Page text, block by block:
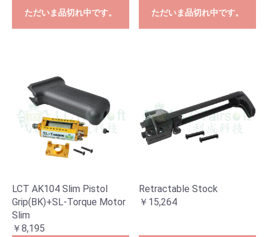
ただいま品切れ中です。 ただいま品切れ中です。
LCT AK104 Slim Pistol
Grip(BK)+SL-Torque Motor
Slim
￥8,195
Retractable Stock
￥15,264